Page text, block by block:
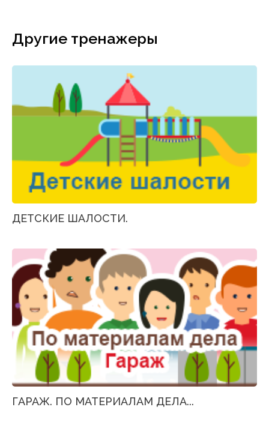
Другие тренажеры
ДЕТСКИЕ ШАЛОСТИ.
ГАРАЖ. ПО МАТЕРИАЛАМ ДЕЛА...